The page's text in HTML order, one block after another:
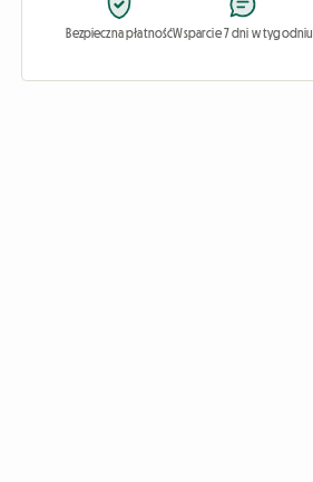
Bezpieczna płatnośćWsparcie 7 dni w tygodniu